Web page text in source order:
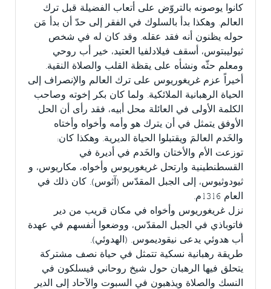
كانوا يوصونه بالتروّض على أتعاب الفضيلة قبل ترك
العالم. وهكذا بدأ بالسلوك في الفقر إلى حدّ أن بدأ مَن
حوله يظنون أنه فقد عقله. وقد كان له في شخص
ثيوليبتوس، أسقف فيلادلفيا العتيد، خير أب روحي
ومعلم حثّه ونشأه على يقظة القلب والصلاة النقية.
أخيراً عزم غريغوريوس على ترك العالم والإنصراف إلى
الحياة الرهبانية الملائكية. ولما كان بكر إخوته وصاحب
الكلمة الأولى في العائلة محل أبيه، فقد رأى أن الحل
الأوفق يتمثل في أن يترك هو وأمه وأخواه وأختاه
والخَدم العالمَ ويقتبلوا الحياة الديرية. وهكذا كان:
توزعت الأم والأختان والخَدم في أديرة في
القسطنطينية وارتحل غريغوريوس وأخواه، مكاريوس، و
ثيودوثيوس، إلى الجبل المقدّس (آثوس). كان ذلك في
العام 1316م.
نزل غريغوريوس وأخواه في مكان قريب من دير
فاتوباذي في الجبل المقدّس، ووضعوا أنفسهم في عهدة
أب هدوئي يدعى نيقوديموس. (الهدوئي).
طريقة رهبانية نسكية تتمثل في حياة نصف مشتركة
يتحلق فيها الرهبان حول شيخ روحاني فيسلكون في
النسك والصلاة ويذهبون في السبوت والآحاد إلى الدير